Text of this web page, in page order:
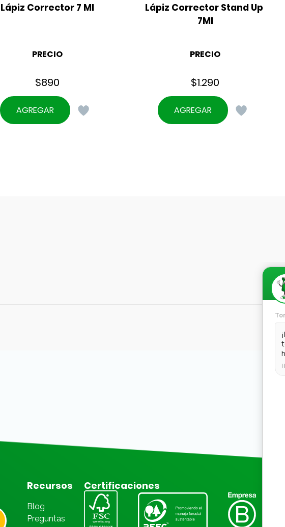
Lápiz Corrector 7 Ml
PRECIO
$890
AGREGAR
Lápiz Corrector Stand Up
7Ml
PRECIO
$1.290
AGREGAR
Recursos
Blog
Preguntas
Certificaciones